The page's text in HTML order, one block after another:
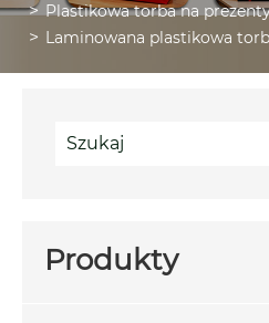
Plastikowa torba na
Laminowana plastikowa
Produkty